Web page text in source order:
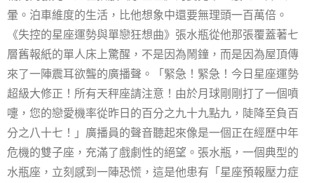
暈。泊車維度的生活，比他想象中還要無理頭一百萬倍。
《失控的星座運勢與單戀狂想曲》張水瓶從他那張覆蓋著七
層舊報紙的單人床上驚醒，不是因為鬧鐘，而是因為屋頂傳
來了一陣震耳欲聾的廣播聲。「緊急！緊急！今日星座運勢
超級大修正！所有天秤座請注意！由於月球剛剛打了一個噴
嚏，您的戀愛機率從昨日的百分之九十九點九，陡降至負百
分之八十七！」廣播員的聲音聽起來像是一個正在經歷中年
危機的雙子座，充滿了戲劇性的絕望。張水瓶，一個典型的
水瓶座，立刻感到一陣恐慌，這是他患有「星座預報壓力症